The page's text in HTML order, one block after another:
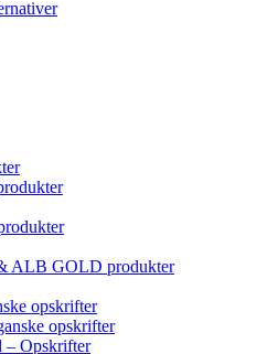
ALB GOLD produkter
opskrifter
opskrifter
– Opskrifter